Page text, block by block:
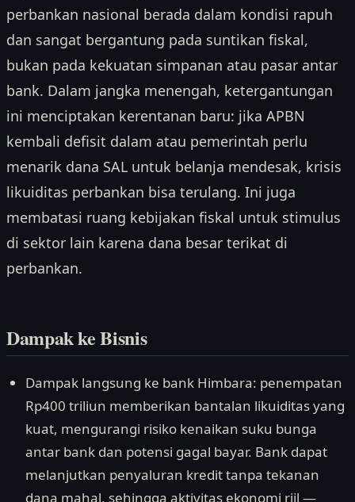
perbankan nasional berada dalam kondisi rapuh
dan sangat bergantung pada suntikan fiskal,
bukan pada kekuatan simpanan atau pasar antar
bank. Dalam jangka menengah, ketergantungan
ini menciptakan kerentanan baru: jika APBN
kembali defisit dalam atau pemerintah perlu
menarik dana SAL untuk belanja mendesak, krisis
likuiditas perbankan bisa terulang. Ini juga
membatasi ruang kebijakan fiskal untuk stimulus
di sektor lain karena dana besar terikat di
perbankan.
Dampak ke Bisnis
Dampak langsung ke bank Himbara: penempatan
Rp400 triliun memberikan bantalan likuiditas yang
kuat, mengurangi risiko kenaikan suku bunga
antar bank dan potensi gagal bayar. Bank dapat
melanjutkan penyaluran kredit tanpa tekanan
dana mahal, sehingga aktivitas ekonomi riil —